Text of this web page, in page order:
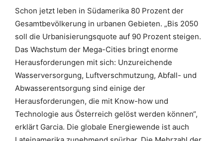
Schon jetzt leben in Südamerika 80 Prozent der
Gesamtbevölkerung in urbanen Gebieten. „Bis 2050
soll die Urbanisierungsquote auf 90 Prozent steigen.
Das Wachstum der Mega-Cities bringt enorme
Herausforderungen mit sich: Unzureichende
Wasserversorgung, Luftverschmutzung, Abfall- und
Abwasserentsorgung sind einige der
Herausforderungen, die mit Know-how und
Technologie aus Österreich gelöst werden können“,
erklärt Garcia. Die globale Energiewende ist auch